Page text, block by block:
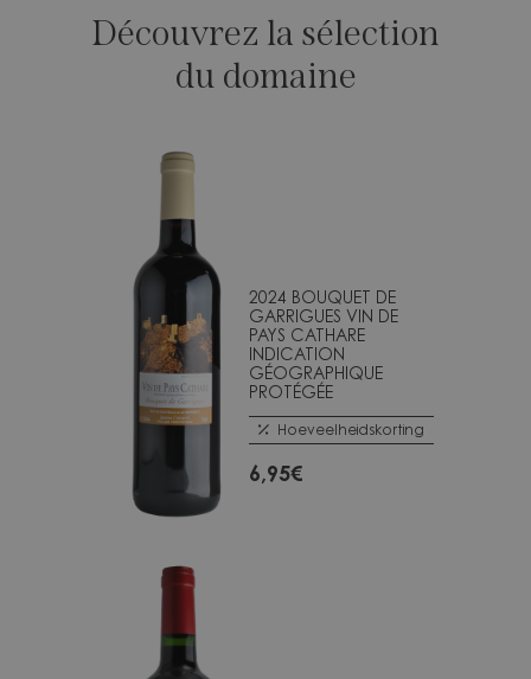
Découvrez la sélection
du domaine
2024 BOUQUET DE
GARRIGUES VIN DE
PAYS CATHARE
INDICATION
GÉOGRAPHIQUE
PROTÉGÉE
Hoeveelheidskorting
6,95€